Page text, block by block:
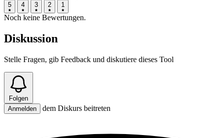
5 4 3 2 1
Noch keine Bewertungen.
Diskussion
Stelle Fragen, gib Feedback und diskutiere dieses Tool
Folgen
Anmelden
dem Diskurs beitreten